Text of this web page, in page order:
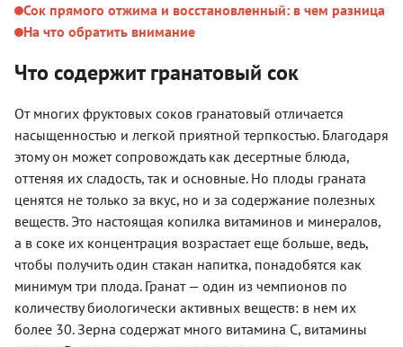
Сок прямого отжима и восстановленный: в чем разница
На что обратить внимание
Что содержит гранатовый сок
От многих фруктовых соков гранатовый отличается
насыщенностью и легкой приятной терпкостью. Благодаря
этому он может сопровождать как десертные блюда,
оттеняя их сладость, так и основные. Но плоды граната
ценятся не только за вкус, но и за содержание полезных
веществ. Это настоящая копилка витаминов и минералов,
а в соке их концентрация возрастает еще больше, ведь,
чтобы получить один стакан напитка, понадобятся как
минимум три плода. Гранат — один из чемпионов по
количеству биологически активных веществ: в нем их
более 30. Зерна содержат много витамина С, витамины